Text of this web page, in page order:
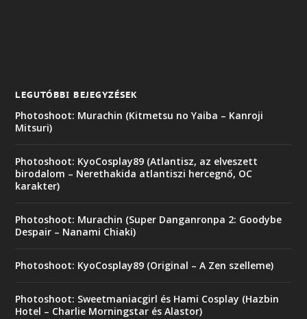
LEGUTÓBBI BEJEGYZÉSEK
Photoshoot: Murachin (Kitmetsu no Yaiba – Kanroji
Mitsuri)
Photoshoot: KyoCosplay89 (Atlantisz, az elveszett
birodalom – Nerethakida atlantiszi hercegnő, OC
karakter)
Photoshoot: Murachin (Super Danganronpa 2: Goodybe
Despair – Nanami Chiaki)
Photoshoot: KyoCosplay89 (Original – A Zen szelleme)
Photoshoot: Sweetmaniacgirl és Hami Cosplay (Hazbin
Hotel – Charlie Morningstar és Alastor)